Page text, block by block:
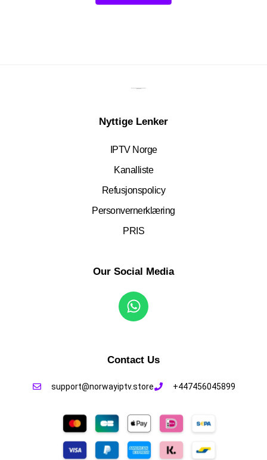
Nyttige Lenker
IPTV Norge
Kanalliste
Refusjonspolicy
Personvernerklæring
PRIS
Our Social Media
Contact Us
support@norwayiptv.store +447456045899